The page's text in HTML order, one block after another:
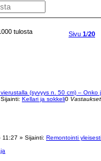
tulosta Sivu 1/20
(syvyys n. 50 cm) – Onko
Kellari ja sokkeli0 Vastaukset
11:27 » Sijainti: Remontointi yleisesti